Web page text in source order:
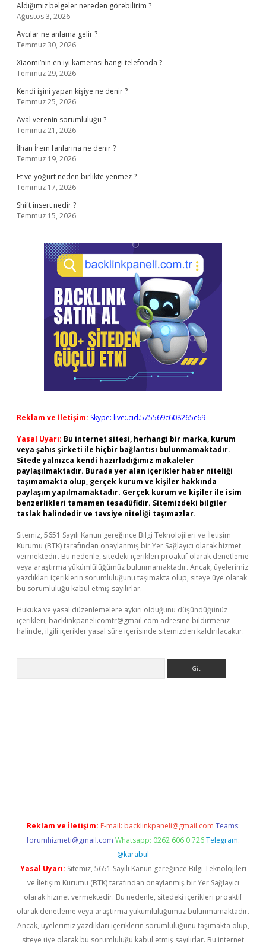
Aldığımız belgeler nereden görebilirim ?
Ağustos 3, 2026
Avcılar ne anlama gelir ?
Temmuz 30, 2026
Xiaomi’nin en iyi kamerası hangi telefonda ?
Temmuz 29, 2026
Kendi işini yapan kişiye ne denir ?
Temmuz 25, 2026
Aval verenin sorumluluğu ?
Temmuz 21, 2026
İlhan İrem fanlarına ne denir ?
Temmuz 19, 2026
Et ve yoğurt neden birlikte yenmez ?
Temmuz 17, 2026
Shift insert nedir ?
Temmuz 15, 2026
Reklam ve İletişim: Skype: live:.cid.575569c608265c69
Yasal Uyarı: Bu internet sitesi, herhangi bir marka, kurum
veya şahıs şirketi ile hiçbir bağlantısı bulunmamaktadır.
Sitede yalnızca kendi hazırladığımız makaleler
paylaşılmaktadır. Burada yer alan içerikler haber niteliği
taşımamakta olup, gerçek kurum ve kişiler hakkında
paylaşım yapılmamaktadır. Gerçek kurum ve kişiler ile isim
benzerlikleri tamamen tesadüfidir. Sitemizdeki bilgiler
taslak halindedir ve tavsiye niteliği taşımazlar.
Sitemiz, 5651 Sayılı Kanun gereğince Bilgi Teknolojileri ve İletişim
Kurumu (BTK) tarafından onaylanmış bir Yer Sağlayıcı olarak hizmet
vermektedir. Bu nedenle, sitedeki içerikleri proaktif olarak denetleme
veya araştırma yükümlülüğümüz bulunmamaktadır. Ancak, üyelerimiz
yazdıkları içeriklerin sorumluluğunu taşımakta olup, siteye üye olarak
bu sorumluluğu kabul etmiş sayılırlar.
Hukuka ve yasal düzenlemelere aykırı olduğunu düşündüğünüz
içerikleri, backlinkpanelicomtr@gmail.com adresine bildirmeniz
halinde, ilgili içerikler yasal süre içerisinde sitemizden kaldırılacaktır.
Reklam ve İletişim: E-mail: backlinkpaneli@gmail.com Teams:
forumhizmeti@gmail.com Whatsapp: 0262 606 0 726 Telegram:
@karabul
Yasal Uyarı: Sitemiz, 5651 Sayılı Kanun gereğince Bilgi Teknolojileri
ve İletişim Kurumu (BTK) tarafından onaylanmış bir Yer Sağlayıcı
olarak hizmet vermektedir. Bu nedenle, sitedeki içerikleri proaktif
olarak denetleme veya araştırma yükümlülüğümüz bulunmamaktadır.
Ancak, üyelerimiz yazdıkları içeriklerin sorumluluğunu taşımakta olup,
siteye üye olarak bu sorumluluğu kabul etmiş sayılırlar. Bu internet